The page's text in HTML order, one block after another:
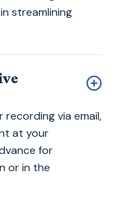
streamlining
via email,
at your
for
or in the